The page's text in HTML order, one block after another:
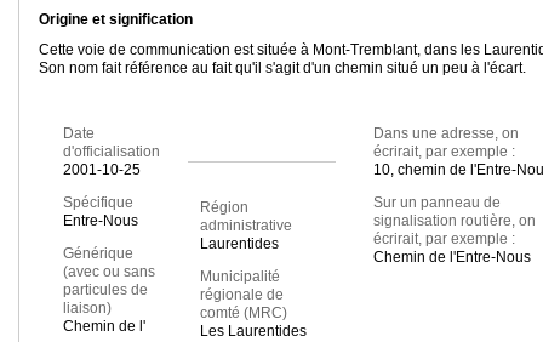
Origine et signification
Cette voie de communication est située à Mont-Tremblant, dans les
Son nom fait référence au fait qu'il s'agit d'un chemin situé un peu à l'écart.
Date
d'officialisation
2001-10-25
Spécifique
Entre-Nous
Générique
(avec ou sans
particules de
liaison)
Chemin de l'
Région
administrative
Laurentides
Municipalité
régionale de
comté (MRC)
Les Laurentides
Dans une adresse, on
écrirait, par exemple :
10, chemin de l'Entre-
Sur un panneau de
signalisation routière, on
écrirait, par exemple :
Chemin de l'Entre-Nous